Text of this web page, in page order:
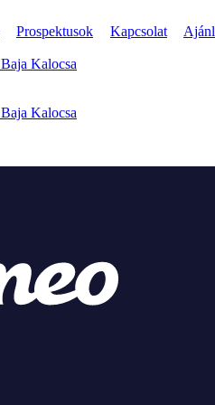
Prospektusok Kapcsolat